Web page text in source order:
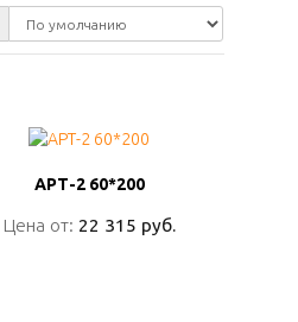
АРТ-2 60*200
Цена от: 22 315 руб.
АРТ-2 60*200
Цена от: 22 315 руб.